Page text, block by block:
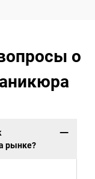
о
рынке?